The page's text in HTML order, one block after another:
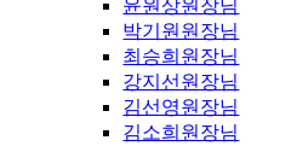
윤원상원장님
박기원원장님
최승희원장님
강지선원장님
김선영원장님
김소희원장님